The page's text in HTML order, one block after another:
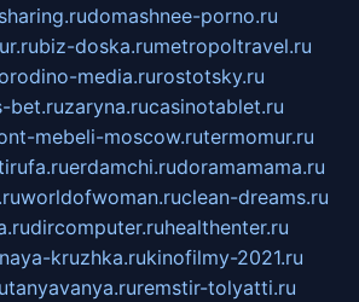
domashnee-porno.ru
biz-doska.rumetropoltravel.ru
media.rurostotsky.ru
bet.ruzaryna.rucasinotablet.ru
mebeli-moscow.rutermomur.ru
erdamchi.rudoramamama.ru
worldofwoman.ruclean-dreams.ru
dircomputer.ruhealthenter.ru
kruzhka.rukinofilmy-2021.ru
tanyavanya.ruremstir-tolyatti.ru